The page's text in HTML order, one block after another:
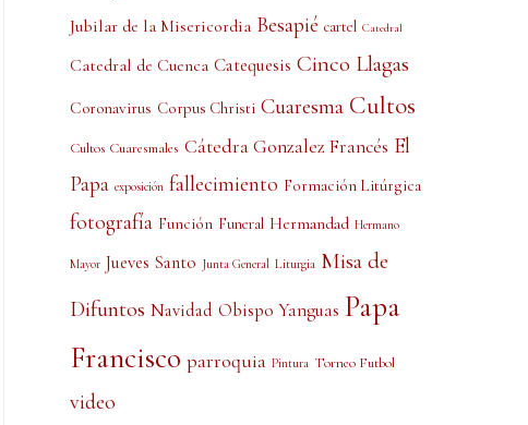
Jubilar de la Misericordia Besapié cartel Catedral
Catedral de Cuenca Catequesis Cinco Llagas
Coronavirus Corpus Christi Cuaresma Cultos
Cultos Cuaresmales Cátedra Gonzalez Francés El
Papa exposición fallecimiento Formación Litúrgica
fotografía Función Funeral Hermandad Hermano
Mayor Jueves Santo Junta General Liturgia Misa de
Difuntos Navidad Obispo Yanguas Papa
Francisco parroquia Pintura Torneo Futbol
video